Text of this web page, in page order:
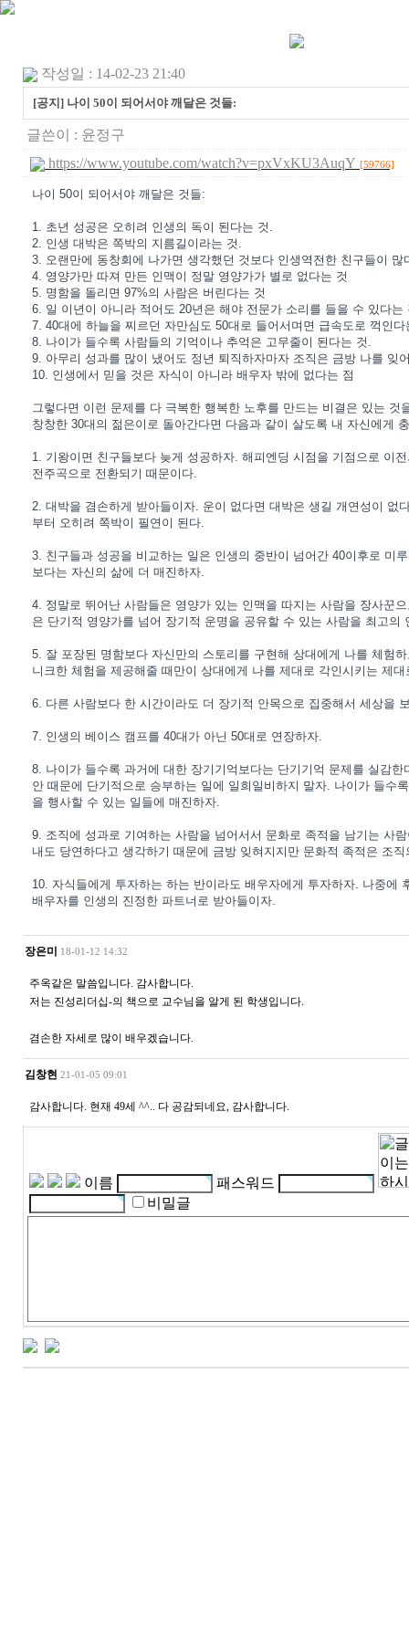
작성일 : 14-02-23 21:40
[공지] 나이 50이 되어서야 깨달은 것들:
글쓴이 : 윤정구
https://www.youtube.com/watch?v=pxVxKU3AuqY [59766]
나이 50이 되어서야 깨달은 것들:
1. 초년 성공은 오히려 인생의 독이 된다는 것.
2. 인생 대박은 쪽박의 지름길이라는 것.
3. 오랜만에 동창회에 나가면 생각했던 것보다 인생역전한 친구들이 많
4. 영양가만 따져 만든 인맥이 정말 영양가가 별로 없다는 것
5. 명함을 돌리면 97%의 사람은 버린다는 것
6. 일 이년이 아니라 적어도 20년은 해야 전문가 소리를 들을 수 있다는
7. 40대에 하늘을 찌르던 자만심도 50대로 들어서며면 급속도로 꺽인
8. 나이가 들수록 사람들의 기억이나 추억은 고무줄이 된다는 것.
9. 아무리 성과를 많이 냈어도 정년 퇴직하자마자 조직은 금방 나를 잊
10. 인생에서 믿을 것은 자식이 아니라 배우자 밖에 없다는 점
그렇다면 이런 문제를 다 극복한 행복한 노후를 만드는 비결은 있는 것
창창한 30대의 젊은이로 돌아간다면 다음과 같이 살도록 내 자신에게
1. 기왕이면 친구들보다 늦게 성공하자. 해피엔딩 시점을 기점으로 이
전주곡으로 전환되기 때문이다.
2. 대박을 겸손하게 받아들이자. 운이 없다면 대박은 생길 개연성이 없
부터 오히려 쪽박이 필연이 된다.
3. 친구들과 성공을 비교하는 일은 인생의 중반이 넘어간 40이후로 미
보다는 자신의 삶에 더 매진하자.
4. 정말로 뛰어난 사람들은 영양가 있는 인맥을 따지는 사람을 장사꾼
은 단기적 영양가를 넘어 장기적 운명을 공유할 수 있는 사람을 최고의
5. 잘 포장된 명함보다 자신만의 스토리를 구현해 상대에게 나를 체험
니크한 체험을 제공해줄 때만이 상대에게 나를 제대로 각인시키는 제
6. 다른 사람보다 한 시간이라도 더 장기적 안목으로 집중해서 세상을
7. 인생의 베이스 캠프를 40대가 아닌 50대로 연장하자.
8. 나이가 들수록 과거에 대한 장기기억보다는 단기기억 문제를 실감
안 때문에 단기적으로 승부하는 일에 일희일비하지 말자. 나이가 들수
을 행사할 수 있는 일들에 매진하자.
9. 조직에 성과로 기여하는 사람을 넘어서서 문화로 족적을 남기는 사
내도 당연하다고 생각하기 때문에 금방 잊혀지지만 문화적 족적은 조
10. 자식들에게 투자하는 하는 반이라도 배우자에게 투자하자. 나중에
배우자를 인생의 진정한 파트너로 받아들이자.
장은미 18-01-12 14:32
주옥같은 말씀입니다. 감사합니다.
저는 진성리더십-의 책으로 교수님을 알게 된 학생입니다.
겸손한 자세로 많이 배우겠습니다.
김창현 21-01-05 09:01
감사합니다. 현재 49세 ^^.. 다 공감되네요, 감사합니다.
이름
패스워드
비밀글